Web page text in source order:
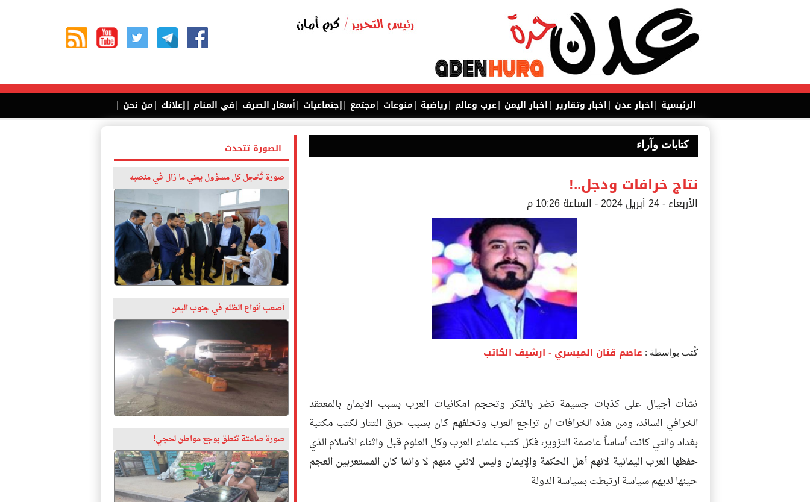
الرئيسية |اخبار عدن |اخبار وتقارير |اخبار اليمن |عرب وعالم |رياضية |منوعات |مجتمع |إجتماعيات |أسعار الصرف |في المنام |إعلانك |من نحن |
الصورة تتحدث
صورة تُخجل كل مسؤول يمني ما زال في منصبه
أصعب أنواع الظلم في جنوب اليمن
صورة صامتة تنطق بوجع مواطن لحجي!
كتابات وآراء
نتاج خرافات ودجل..!
الأربعاء - 24 أبريل 2024 - الساعة 10:26 م
كُتب بواسطة : عاصم قنان الميسري - ارشيف الكاتب
نشأت أجيال على كذبات جسيمة تضر بالفكر وتحجم امكانيات العرب بسبب الايمان بالمعتقد
الخرافي السائد، ومن هذه الخرافات ان تراجع العرب وتخلفهم كان بسبب حرق التتار لكتب مكتبة
بغداد والتي كانت أساساً عاصمة التزوير، فكل كتب علماء العرب وكل العلوم قبل واثناء الأسلام الذي
حفظها العرب اليمانية لانهم أهل الحكمة والإيمان وليس لانني منهم لا وانما كان المستعربين العجم
حينها لديهم سياسة ارتبطت بسياسة الدولة